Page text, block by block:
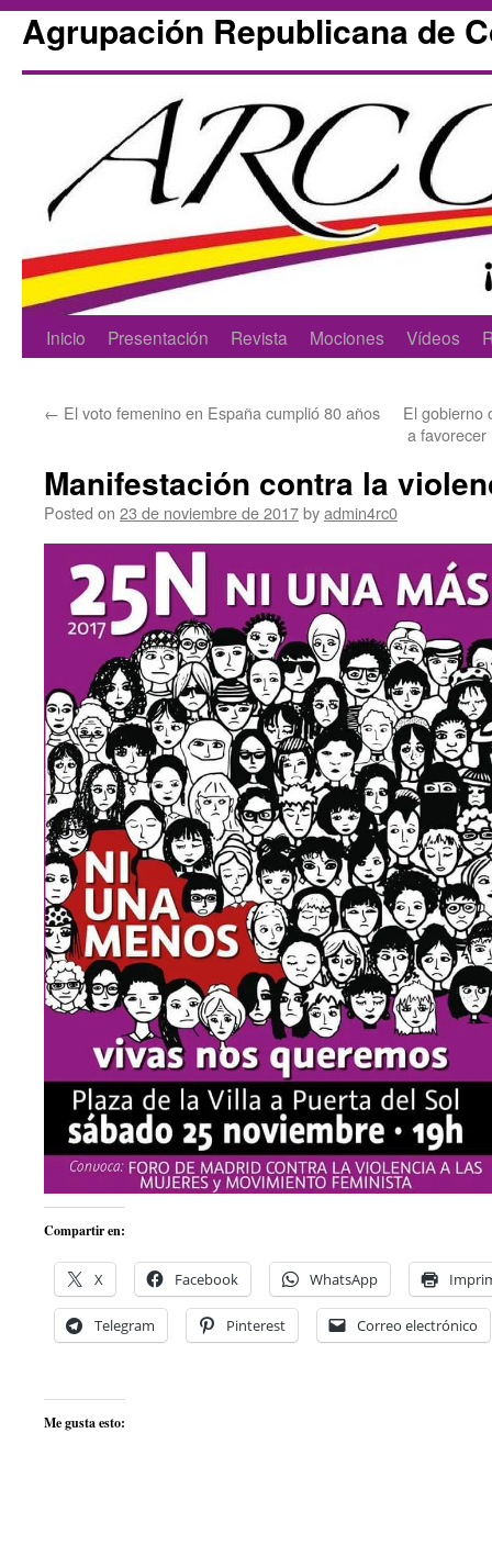
Agrupación Republicana de
Skip
content
Inicio Presentación Revista Mociones Vídeos
← El voto femenino en España cumplió 80 años
El gobierno
a
Manifestación contra la
Posted on 23 de noviembre de 2017byadmin4rc0
Compartir en:
X Facebook WhatsApp
Telegram Pinterest Correo electrónico
Me gusta esto: